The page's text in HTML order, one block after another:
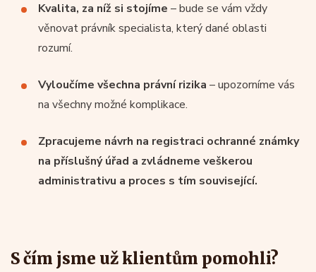
Kvalita, za níž si stojíme – bude se vám vždy
věnovat právník specialista, který dané oblasti
rozumí.
Vyloučíme všechna právní rizika – upozorníme vás
na všechny možné komplikace.
Zpracujeme návrh na registraci ochranné známky
na příslušný úřad a zvládneme veškerou
administrativu a proces s tím související.
S čím jsme už klientům pomohli?